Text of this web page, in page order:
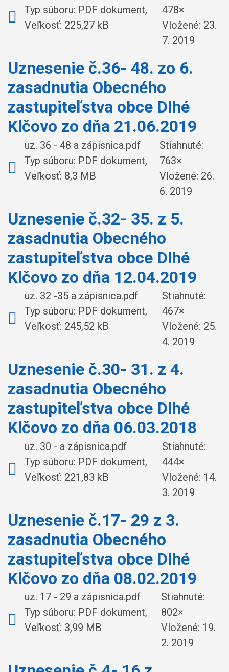
Typ súboru: PDF dokument,
Veľkosť: 225,27 kB
478×
Vložené: 23.
7. 2019
Uznesenie č.36- 48. zo 6.
zasadnutia Obecného
zastupiteľstva obce Dlhé
Klčovo zo dňa 21.06.2019
uz. 36 - 48 a zápisnica.pdf
Typ súboru: PDF dokument,
Veľkosť: 8,3 MB
Stiahnuté:
763×
Vložené: 26.
6. 2019
Uznesenie č.32- 35. z 5.
zasadnutia Obecného
zastupiteľstva obce Dlhé
Klčovo zo dňa 12.04.2019
uz. 32 -35 a zápisnica.pdf
Typ súboru: PDF dokument,
Veľkosť: 245,52 kB
Stiahnuté:
467×
Vložené: 25.
4. 2019
Uznesenie č.30- 31. z 4.
zasadnutia Obecného
zastupiteľstva obce Dlhé
Klčovo zo dňa 06.03.2018
uz. 30 - a zápisnica.pdf
Typ súboru: PDF dokument,
Veľkosť: 221,83 kB
Stiahnuté:
444×
Vložené: 14.
3. 2019
Uznesenie č.17- 29 z 3.
zasadnutia Obecného
zastupiteľstva obce Dlhé
Klčovo zo dňa 08.02.2019
uz. 17 - 29 a zápisnica.pdf
Typ súboru: PDF dokument,
Veľkosť: 3,99 MB
Stiahnuté:
802×
Vložené: 19.
2. 2019